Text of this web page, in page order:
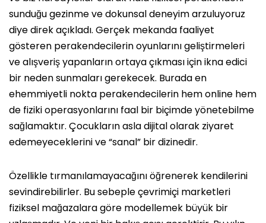
sunduğu gezinme ve dokunsal deneyim arzuluyoruz
diye direk açıkladı. Gerçek mekanda faaliyet
gösteren perakendecilerin oyunlarını geliştirmeleri
ve alışveriş yapanların ortaya çıkması için ikna edici
bir neden sunmaları gerekecek. Burada en
ehemmiyetli nokta perakendecilerin hem online hem
de fiziki operasyonlarını faal bir biçimde yönetebilme
sağlamaktır. Çocukların asla dijital olarak ziyaret
edemeyeceklerini ve “sanal” bir dizinedir.
Özellikle tırmanılamayacağını öğrenerek kendilerini
sevindirebilirler. Bu sebeple çevrimiçi marketleri
fiziksel mağazalara göre modellemek büyük bir